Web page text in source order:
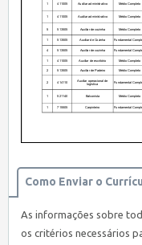
Como Enviar o
As informações sobre
os critérios necessários